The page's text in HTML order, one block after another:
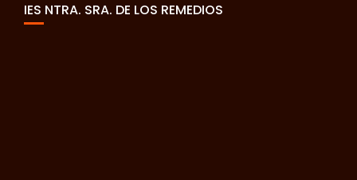
IES NTRA. SRA. DE LOS REMEDIOS